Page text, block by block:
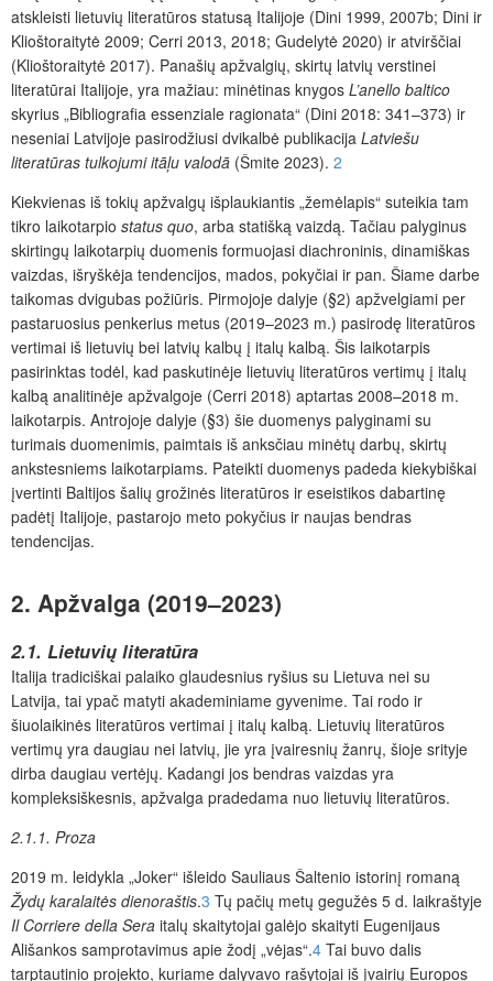
atskleisti lietuvių literatūros statusą Italijoje (Dini 1999, 2007b; Dini ir
Klioštoraitytė 2009; Cerri 2013, 2018; Gudelytė 2020) ir atvirščiai
(Klioštoraitytė 2017). Panašių apžvalgių, skirtų latvių verstinei
literatūrai Italijoje, yra mažiau: minėtinas knygos L’anello baltico
skyrius „Bibliografia essenziale ragionata“ (Dini 2018: 341–373) ir
neseniai Latvijoje pasirodžiusi dvikalbė publikacija Latviešu
literatūras tulkojumi itāļu valodā (Šmite 2023). 2
Kiekvienas iš tokių apžvalgų išplaukiantis „žemėlapis“ suteikia tam
tikro laikotarpio status quo, arba statišką vaizdą. Tačiau palyginus
skirtingų laikotarpių duomenis formuojasi diachroninis, dinamiškas
vaizdas, išryškėja tendencijos, mados, pokyčiai ir pan. Šiame darbe
taikomas dvigubas požiūris. Pirmojoje dalyje (§2) apžvelgiami per
pastaruosius penkerius metus (2019–2023 m.) pasirodę literatūros
vertimai iš lietuvių bei latvių kalbų į italų kalbą. Šis laikotarpis
pasirinktas todėl, kad paskutinėje lietuvių literatūros vertimų į italų
kalbą analitinėje apžvalgoje (Cerri 2018) aptartas 2008–2018 m.
laikotarpis. Antrojoje dalyje (§3) šie duomenys palyginami su
turimais duomenimis, paimtais iš anksčiau minėtų darbų, skirtų
ankstesniems laikotarpiams. Pateikti duomenys padeda kiekybiškai
įvertinti Baltijos šalių grožinės literatūros ir eseistikos dabartinę
padėtį Italijoje, pastarojo meto pokyčius ir naujas bendras
tendencijas.
2. Apžvalga (2019–2023)
2.1. Lietuvių literatūra
Italija tradiciškai palaiko glaudesnius ryšius su Lietuva nei su
Latvija, tai ypač matyti akademiniame gyvenime. Tai rodo ir
šiuolaikinės literatūros vertimai į italų kalbą. Lietuvių literatūros
vertimų yra daugiau nei latvių, jie yra įvairesnių žanrų, šioje srityje
dirba daugiau vertėjų. Kadangi jos bendras vaizdas yra
kompleksiškesnis, apžvalga pradedama nuo lietuvių literatūros.
2.1.1. Proza
2019 m. leidykla „Joker“ išleido Sauliaus Šaltenio istorinį romaną
Žydų karalaitės dienoraštis.3 Tų pačių metų gegužės 5 d. laikraštyje
Il Corriere della Sera italų skaitytojai galėjo skaityti Eugenijaus
Ališankos samprotavimus apie žodį „vėjas“.4 Tai buvo dalis
tarptautinio projekto, kuriame dalyvavo rašytojai iš įvairių Europos